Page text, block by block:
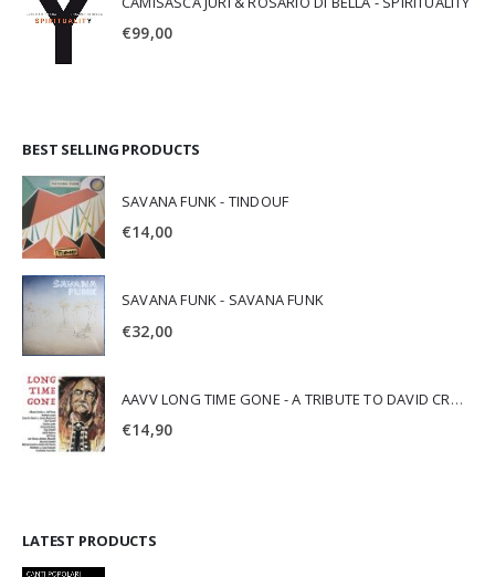
€99,00
BEST SELLING PRODUCTS
SAVANA FUNK - TINDOUF
€14,00
SAVANA FUNK - SAVANA FUNK
€32,00
AAVV LONG TIME GONE - A TRIBUTE TO DAVID CROSBY
€14,90
LATEST PRODUCTS